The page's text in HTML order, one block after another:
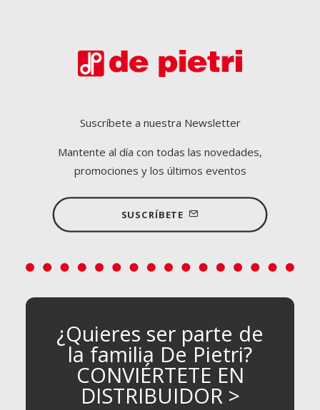
Suscríbete a nuestra Newsletter
Mantente al día con todas las novedades,
promociones y los últimos eventos
SUSCRÍBETE
¿Quieres ser parte de
la familia De Pietri?
CONVIÉRTETE EN
DISTRIBUIDOR >